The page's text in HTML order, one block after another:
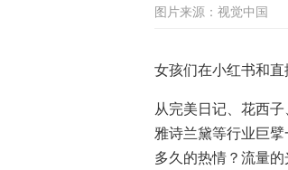
图片来源： 视觉中国
女孩们在小红书和直
从完美日记、花西
雅诗兰黛等行业巨
多久的热情？流量